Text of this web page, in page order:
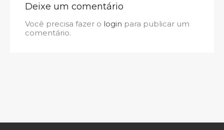
Deixe um comentário
Você precisa fazer o login para publicar um
comentário.